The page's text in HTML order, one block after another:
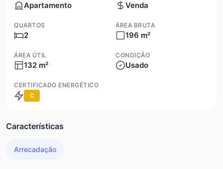
Apartamento Venda
QUARTOS
2
ÁREA BRUTA
196 m²
ÁREA ÚTIL
132 m²
CONDIÇÃO
Usado
CERTIFICADO ENERGÉTICO
C
Características
Arrecadação